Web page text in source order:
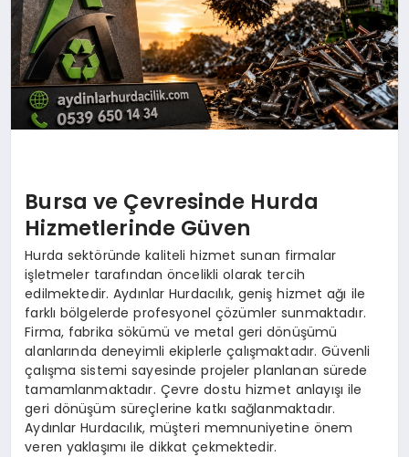
SPOR
YAŞAM
Bursa ve Çevresinde Hurda
Hizmetlerinde Güven
Hurda sektöründe kaliteli hizmet sunan firmalar
işletmeler tarafından öncelikli olarak tercih
edilmektedir. Aydınlar Hurdacılık, geniş hizmet ağı ile
farklı bölgelerde profesyonel çözümler sunmaktadır.
Firma, fabrika sökümü ve metal geri dönüşümü
alanlarında deneyimli ekiplerle çalışmaktadır. Güvenli
çalışma sistemi sayesinde projeler planlanan sürede
tamamlanmaktadır. Çevre dostu hizmet anlayışı ile
geri dönüşüm süreçlerine katkı sağlanmaktadır.
Aydınlar Hurdacılık, müşteri memnuniyetine önem
veren yaklaşımı ile dikkat çekmektedir.